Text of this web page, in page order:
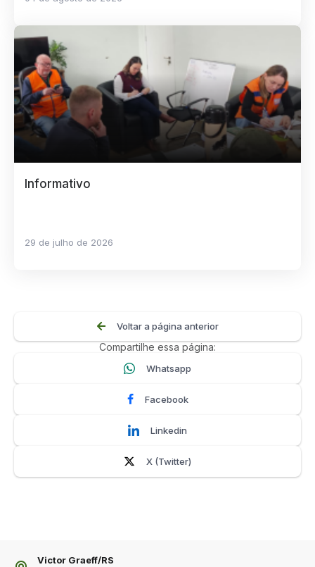
Informativo
29 de julho de 2026
Voltar a página anterior
Compartilhe essa página:
Whatsapp
Facebook
Linkedin
X (Twitter)
Victor Graeff/RS